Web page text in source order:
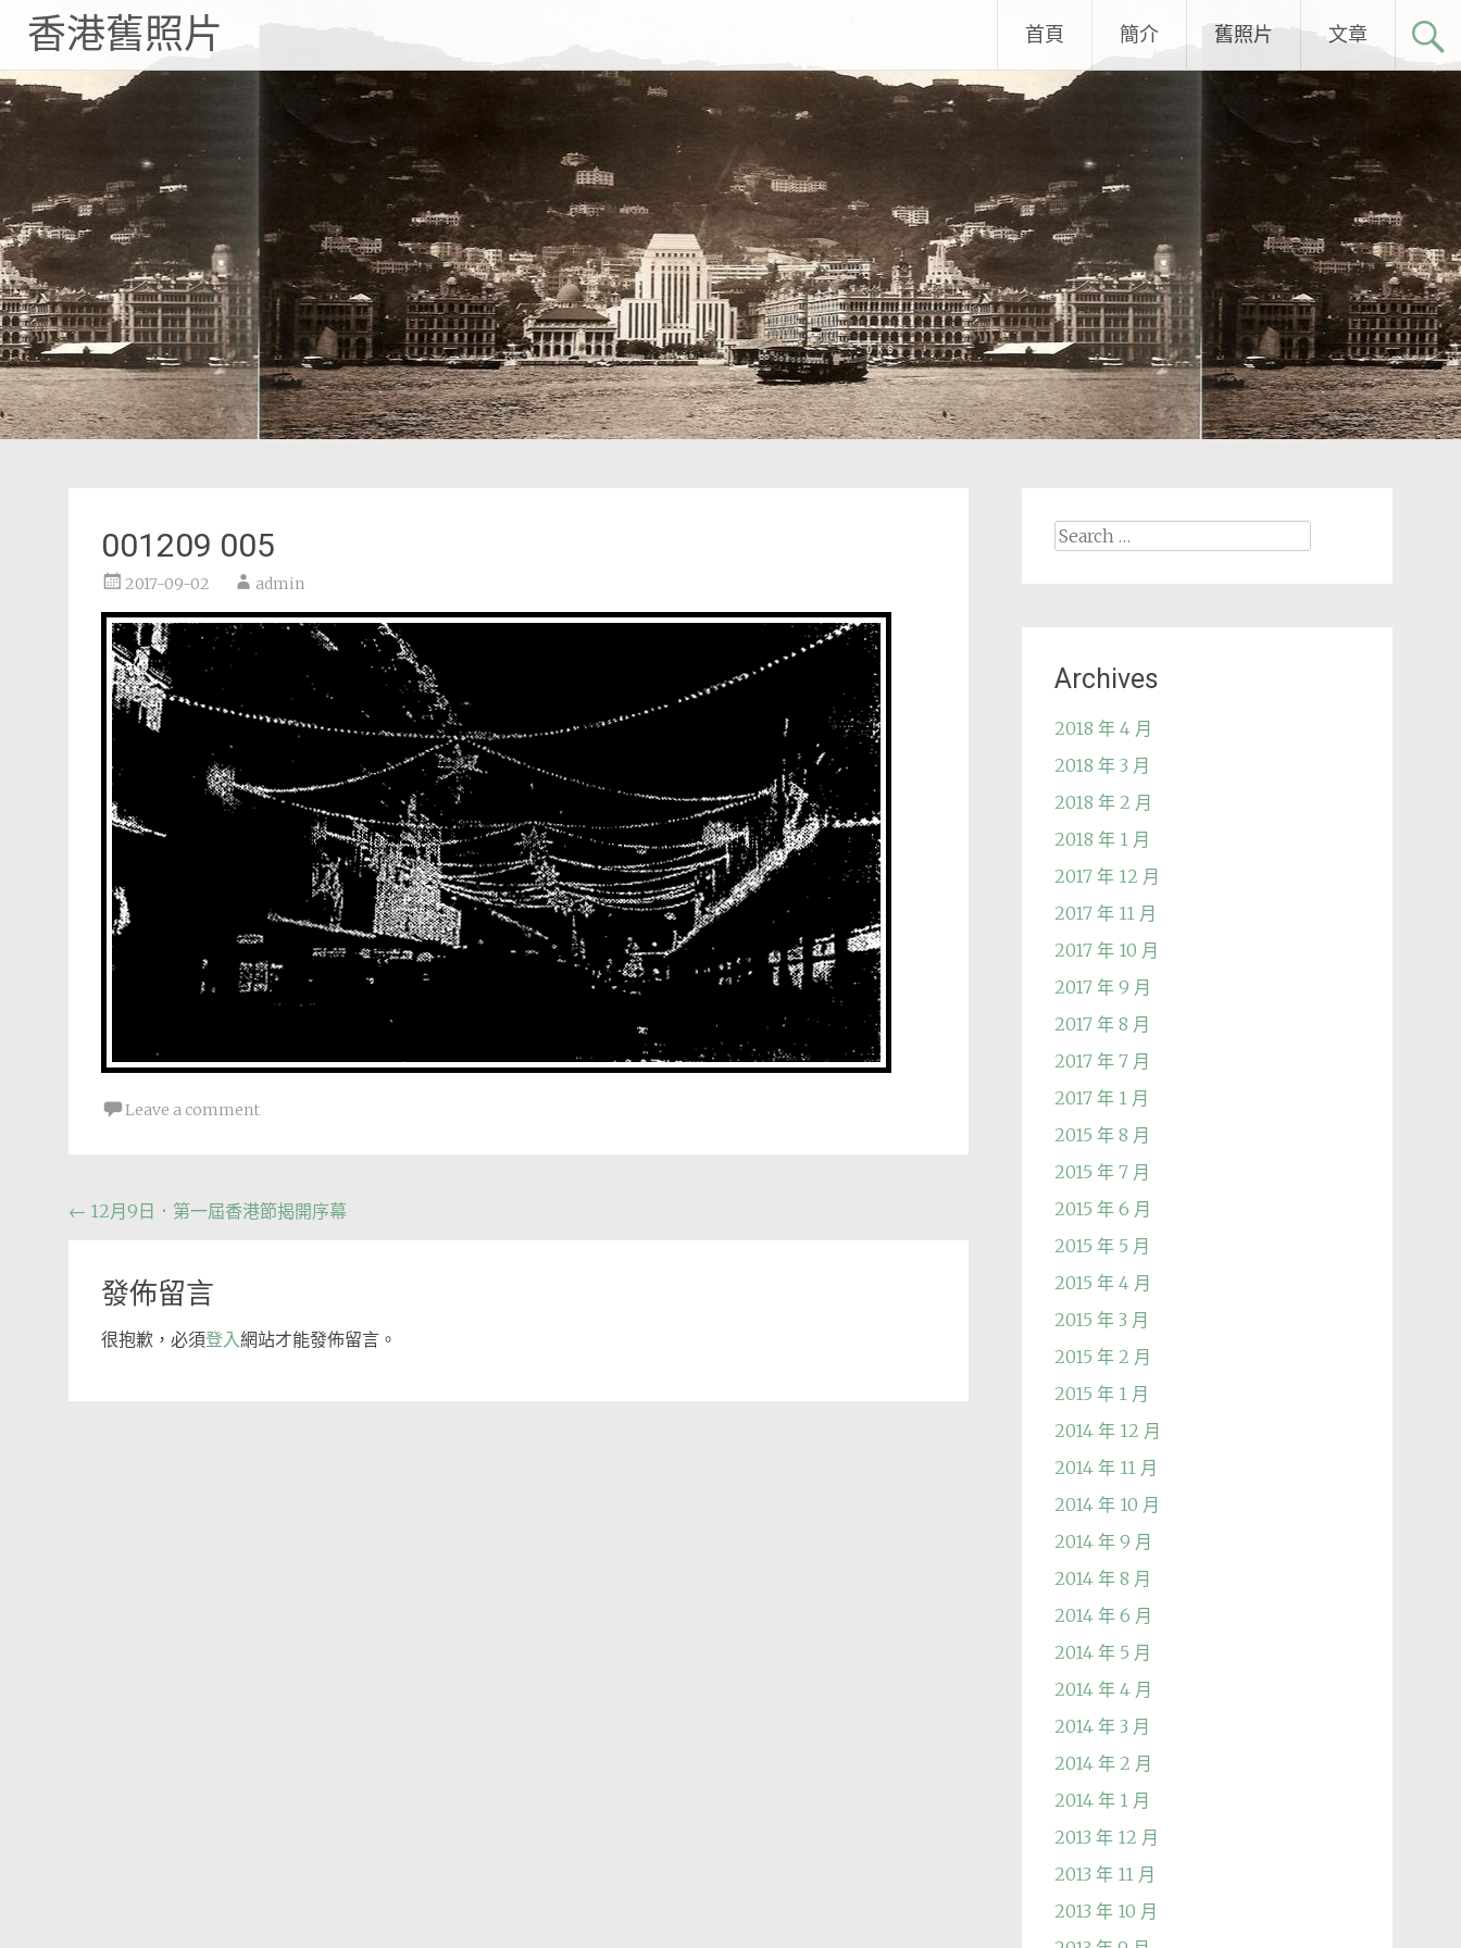
Skip
content
香港舊照片 首頁 簡介 舊照片 文章
001209 005
2017-09-02 admin
Leave a comment
Post
← 12月9日．第一屆香港節揭開序幕
發佈留言
很抱歉，必須登入網站才能發佈留言。
Search
Archives
2018 年 4 月
2018 年 3 月
2018 年 2 月
2018 年 1 月
2017 年 12 月
2017 年 11 月
2017 年 10 月
2017 年 9 月
2017 年 8 月
2017 年 7 月
2017 年 1 月
2015 年 8 月
2015 年 7 月
2015 年 6 月
2015 年 5 月
2015 年 4 月
2015 年 3 月
2015 年 2 月
2015 年 1 月
2014 年 12 月
2014 年 11 月
2014 年 10 月
2014 年 9 月
2014 年 8 月
2014 年 6 月
2014 年 5 月
2014 年 4 月
2014 年 3 月
2014 年 2 月
2014 年 1 月
2013 年 12 月
2013 年 11 月
2013 年 10 月